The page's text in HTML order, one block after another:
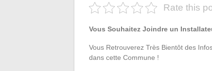
Rate this
Vous Souhaitez Joindre un
Vous Retrouverez Très Bientôt des
dans cette Commune !